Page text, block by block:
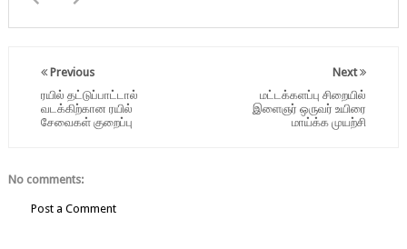
Next
மட்டக்களப்பு சிறையில்
இளைஞர் ஒருவர் உயிரை
மாய்க்க முயற்சி
Previous
ரயில் தட்டுப்பாட்டால்
வடக்கிற்கான ரயில்
சேவைகள் குறைப்பு
No comments:
Post a Comment